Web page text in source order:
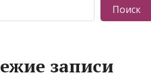
Поиск
записи